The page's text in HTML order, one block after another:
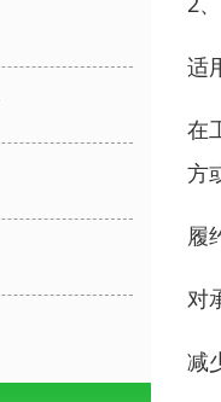
适
在
方
履
对
减